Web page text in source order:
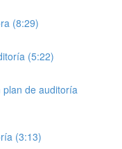
(8:29)
(5:22)
de auditoría
(3:13)